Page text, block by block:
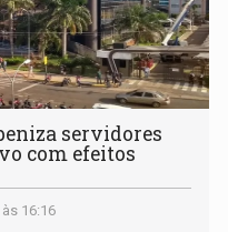
servidores
com efeitos
16:16